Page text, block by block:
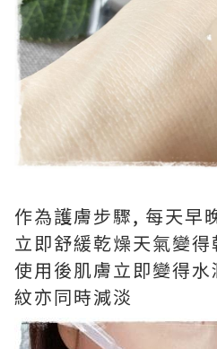
作為護膚步驟, 每天早
立即舒緩乾燥天氣變
使用後肌膚立即變得
紋亦同時減淡